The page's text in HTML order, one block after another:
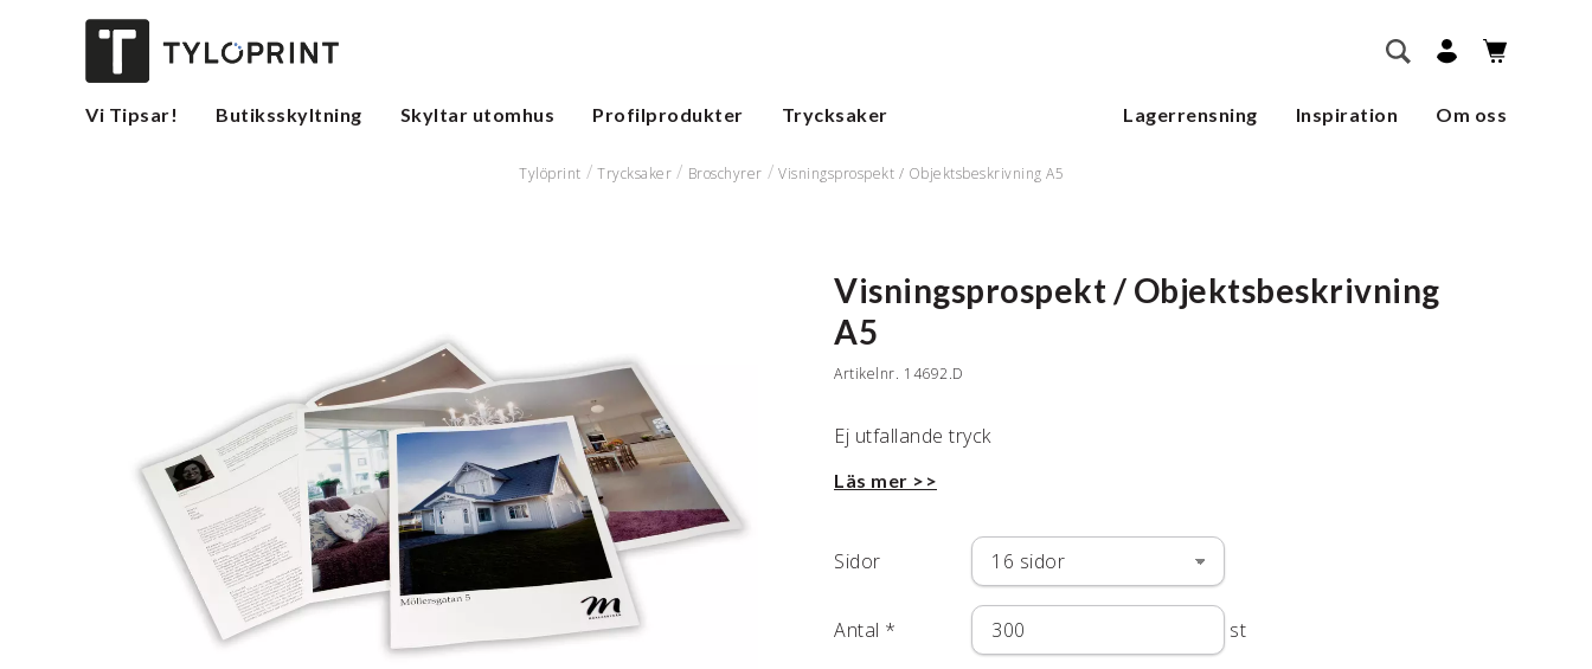
        SÖK
Vi Tipsar! Butiksskyltning Skyltar utomhus Profilprodukter Trycksaker Lagerrensning Inspiration Om oss
Tylöprint Trycksaker Broschyrer Visningsprospekt / Objektsbeskrivning A5
Visningsprospekt / Objektsbeskrivning
A5
Artikelnr. 14692.D
Ej utfallande tryck
Läs mer >>
Sidor
Antal * st